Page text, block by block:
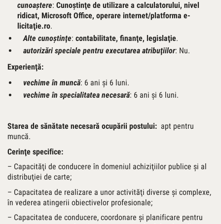
cunoaştere: Cunoştinţe de utilizare a calculatorului, nivel
ridicat, Microsoft Office, operare internet/platforma e-
licitaţie.ro.
Alte cunoştinţe: contabilitate, finanţe, legislaţie.
autorizări speciale pentru executarea atribuţiilor: Nu.
Experienţă:
vechime în muncă: 6 ani şi 6 luni.
vechime în specialitatea necesară: 6 ani şi 6 luni.
Starea de sănătate necesară ocupării postului: apt pentru
muncă.
Cerinţe specifice:
– Capacităţi de conducere în domeniul achiziţiilor publice şi al
distribuţiei de carte;
– Capacitatea de realizare a unor activităţi diverse şi complexe,
în vederea atingerii obiectivelor profesionale;
– Capacitatea de conducere, coordonare şi planificare pentru